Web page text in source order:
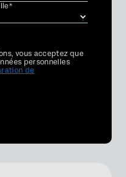
vous acceptez que
personnelles
de